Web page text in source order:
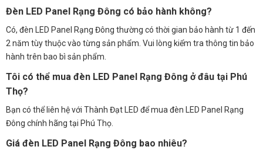
Đèn LED Panel Rạng Đông có bảo hành không?
Có, đèn LED Panel Rạng Đông thường có thời gian bảo hành từ 1 đến
2 năm tùy thuộc vào từng sản phẩm. Vui lòng kiểm tra thông tin bảo
hành trên bao bì sản phẩm.
Tôi có thể mua đèn LED Panel Rạng Đông ở đâu tại Phú
Thọ?
Bạn có thể liên hệ với Thành Đạt LED để mua đèn LED Panel Rạng
Đông chính hãng tại Phú Thọ.
Giá đèn LED Panel Rạng Đông bao nhiêu?